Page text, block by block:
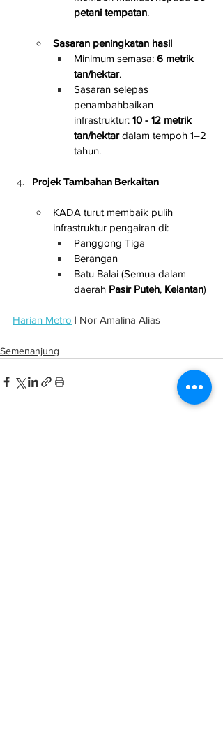
petani tempatan.
Sasaran peningkatan hasil
Minimum semasa: 6 metrik
tan/hektar.
Sasaran selepas
penambahbaikan
infrastruktur: 10 - 12 metrik
tan/hektar dalam tempoh 1–2
tahun.
Projek Tambahan Berkaitan
KADA turut membaik pulih
infrastruktur pengairan di:
Panggong Tiga
Berangan
Batu Balai (Semua dalam
daerah Pasir Puteh, Kelantan)
Harian Metro | Nor Amalina Alias
Semenanjung